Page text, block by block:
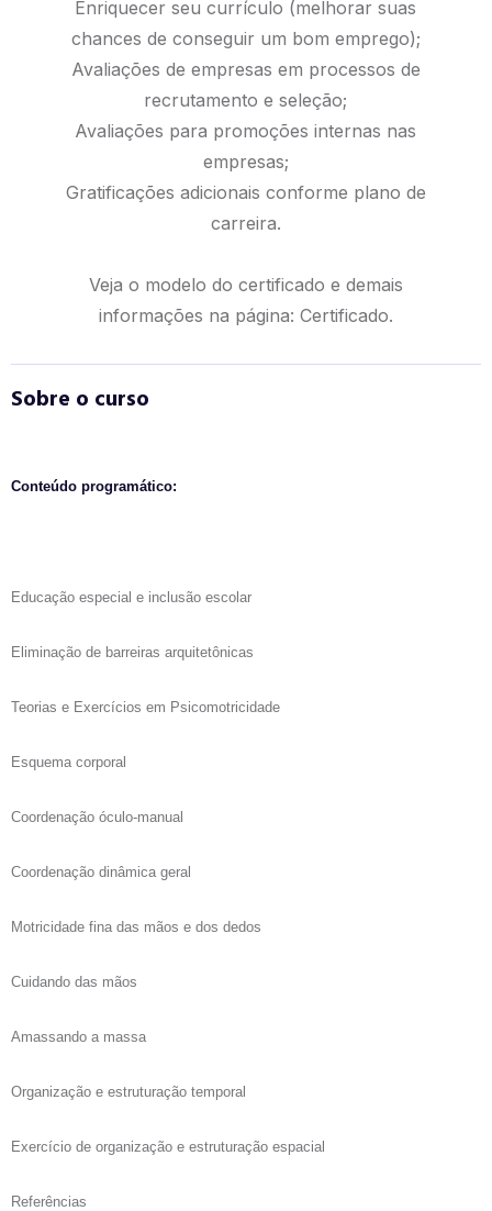
Enriquecer seu currículo (melhorar suas
chances de conseguir um bom emprego);
Avaliações de empresas em processos de
recrutamento e seleção;
Avaliações para promoções internas nas
empresas;
Gratificações adicionais conforme plano de
carreira.
Veja o modelo do certificado e demais
informações na página: Certificado.
Sobre o curso
Conteúdo programático:
Educação especial e inclusão escolar
Eliminação de barreiras arquitetônicas
Teorias e Exercícios em Psicomotricidade
Esquema corporal
Coordenação óculo-manual
Coordenação dinâmica geral
Motricidade fina das mãos e dos dedos
Cuidando das mãos
Amassando a massa
Organização e estruturação temporal
Exercício de organização e estruturação espacial
Referências